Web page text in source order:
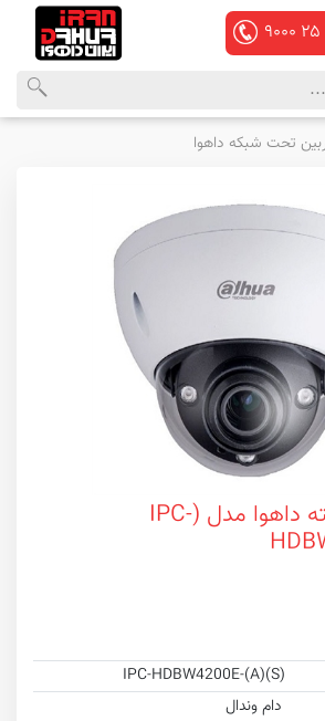
۹۰۰۰ ۲۵
تحت شبکه داهوا
دوربین مداربسته داهوا مدل (IPC-
IPC-HDBW4200E-(A)(S)
دام وندال